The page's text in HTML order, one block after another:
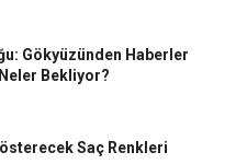
Gökyüzünden Haberler
Bekliyor?
Saç Renkleri